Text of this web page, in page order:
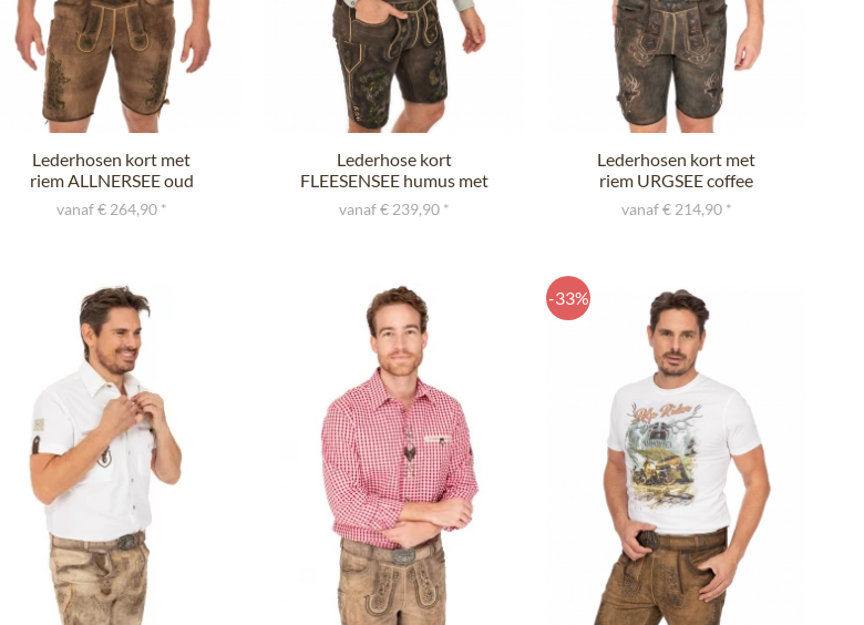
Lederhosen kort met
riem ALLNERSEE oud
bruin
vanaf € 264,90 *
Lederhose kort
FLEESENSEE humus met
riem
vanaf € 239,90 *
Lederhosen kort met
riem URGSEE coffee
nappato
vanaf € 214,90 *
-33%